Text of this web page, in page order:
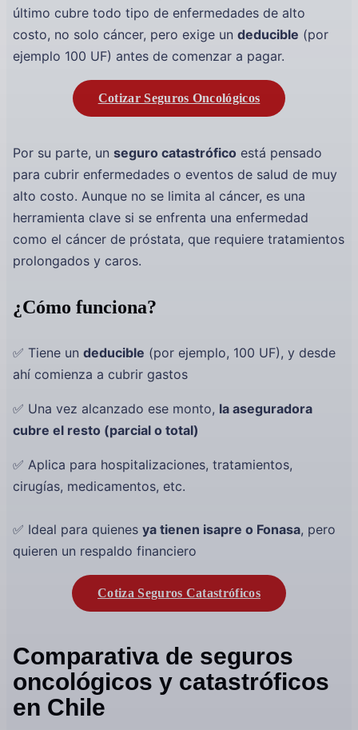
último cubre todo tipo de enfermedades de alto
costo, no solo cáncer, pero exige un deducible (por
ejemplo 100 UF) antes de comenzar a pagar.
Cotizar Seguros Oncológicos
Por su parte, un seguro catastrófico está pensado
para cubrir enfermedades o eventos de salud de muy
alto costo. Aunque no se limita al cáncer, es una
herramienta clave si se enfrenta una enfermedad
como el cáncer de próstata, que requiere tratamientos
prolongados y caros.
¿Cómo funciona?
✅ Tiene un deducible (por ejemplo, 100 UF), y desde
ahí comienza a cubrir gastos
✅ Una vez alcanzado ese monto, la aseguradora
cubre el resto (parcial o total)
✅ Aplica para hospitalizaciones, tratamientos,
cirugías, medicamentos, etc.
✅ Ideal para quienes ya tienen isapre o Fonasa, pero
quieren un respaldo financiero
Cotiza Seguros Catastróficos
Comparativa de seguros
oncológicos y catastróficos
en Chile